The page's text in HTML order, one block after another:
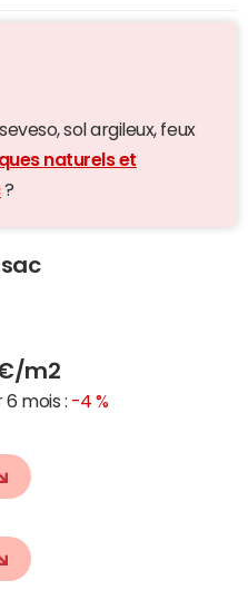
sol argileux, feux
naturels et
?
m2
6 mois : -4 %